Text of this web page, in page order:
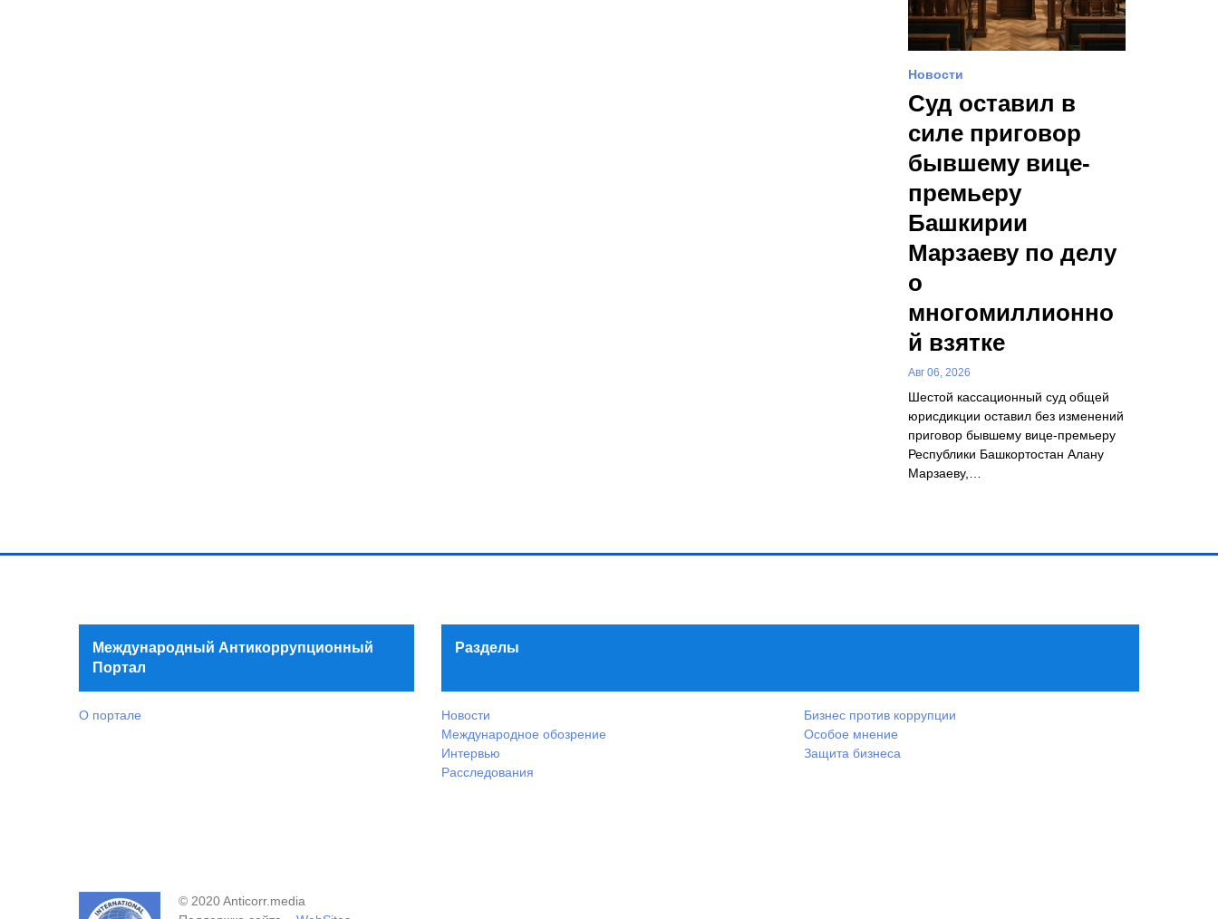
Новости
Суд оставил в
силе приговор
бывшему вице-
премьеру
Башкирии
Марзаеву по делу
о
многомиллионно
й взятке
Авг 06, 2026
Шестой кассационный суд общей
юрисдикции оставил без изменений
приговор бывшему вице-премьеру
Республики Башкортостан Алану
Марзаеву,…
Международный Антикоррупционный
Портал
О портале
Разделы
Новости
Международное обозрение
Интервью
Расследования
Бизнес против коррупции
Особое мнение
Защита бизнеса
© 2020 Anticorr.media